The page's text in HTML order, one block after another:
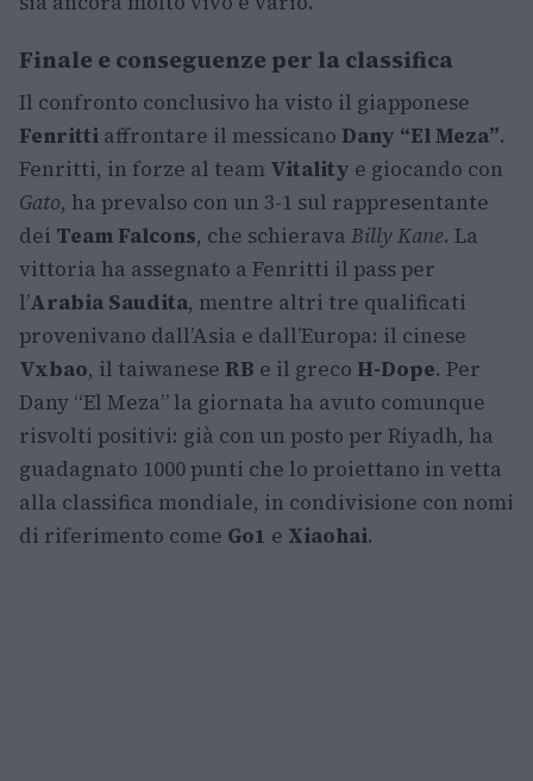
Finale e conseguenze per la classifica
Il confronto conclusivo ha visto il giapponese
Fenritti affrontare il messicano Dany “El Meza”.
Fenritti, in forze al team Vitality e giocando con
Gato, ha prevalso con un 3-1 sul rappresentante
dei Team Falcons, che schierava Billy Kane. La
vittoria ha assegnato a Fenritti il pass per
l’Arabia Saudita, mentre altri tre qualificati
provenivano dall’Asia e dall’Europa: il cinese
Vxbao, il taiwanese RB e il greco H-Dope. Per
Dany “El Meza” la giornata ha avuto comunque
risvolti positivi: già con un posto per Riyadh, ha
guadagnato 1000 punti che lo proiettano in vetta
alla classifica mondiale, in condivisione con nomi
di riferimento come Go1 e Xiaohai.